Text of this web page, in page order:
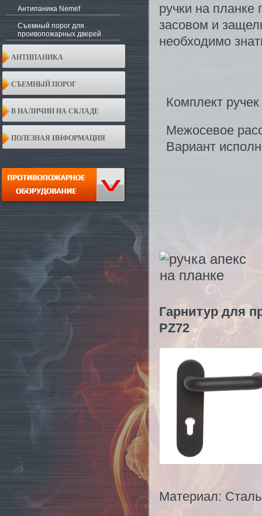
Антипаника Nemef
Съемный порог для
проивопожарных дверей
АНТИПАНИКА
СЪЕМНЫЙ ПОРОГ
В НАЛИЧИИ НА СКЛАДЕ
ПОЛЕЗНАЯ ИНФОРМАЦИЯ
ручки на планке
засовом и
необходимо
Комплект
Межосевое
Вариант
Гарнитур для
PZ72
Материал: Сталь